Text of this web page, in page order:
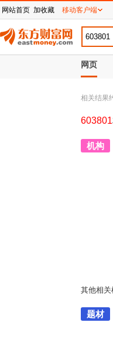
网页
相关结果
603801
机构
其他相关
题材
网站首页 加收藏 移动客户端